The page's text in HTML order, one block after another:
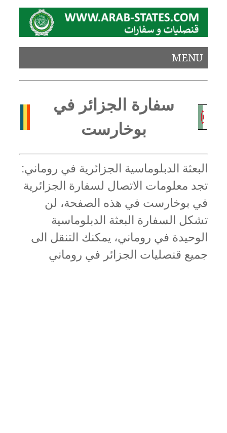
MENU
سفارة الجزائر في
بوخارست
البعثة الدبلوماسية الجزائرية في روماني:
تجد معلومات الاتصال لسفارة الجزائرية
في بوخارست في هذه الصفحة، لن
تشكل السفارة البعثة الدبلوماسية
الوحيدة في روماني، يمكنك التنقل الى
جميع قنصليات الجزائر في روماني